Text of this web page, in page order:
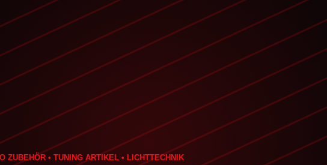
ZUBEHÖR • TUNING ARTIKEL • LICHTTECHNIK